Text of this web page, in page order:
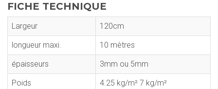
FICHE TECHNIQUE
Largeur 120cm
longueur maxi. 10 mètres
épaisseurs 3mm ou 5mm
Poids 4.25 kg/m² 7 kg/m²